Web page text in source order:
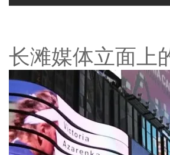
长滩媒体立面上